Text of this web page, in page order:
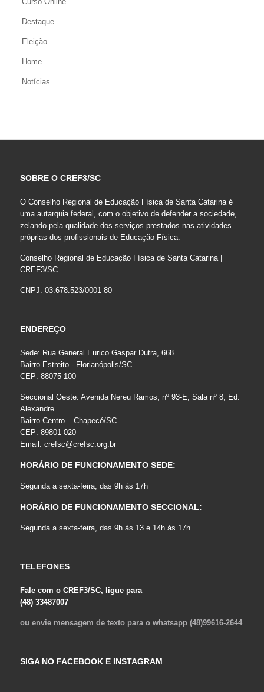
Destaque
Eleição
Home
Notícias
SOBRE O CREF3/SC
O Conselho Regional de Educação Física de Santa Catarina é
uma autarquia federal, com o objetivo de defender a sociedade,
zelando pela qualidade dos serviços prestados nas atividades
próprias dos profissionais de Educação Física.
Conselho Regional de Educação Física de Santa Catarina |
CREF3/SC
CNPJ: 03.678.523/0001-80
ENDEREÇO
Sede: Rua General Eurico Gaspar Dutra, 668
Bairro Estreito - Florianópolis/SC
CEP: 88075-100
Seccional Oeste: Avenida Nereu Ramos, nº 93-E, Sala nº 8, Ed.
Alexandre
Bairro Centro – Chapecó/SC
CEP: 89801-020
Email: crefsc@crefsc.org.br
HORÁRIO DE FUNCIONAMENTO SEDE:
Segunda a sexta-feira, das 9h às 17h
HORÁRIO DE FUNCIONAMENTO SECCIONAL:
Segunda a sexta-feira, das 9h às 13 e 14h às 17h
TELEFONES
Fale com o CREF3/SC, ligue para
(48) 33487007
ou envie mensagem de texto para o whatsapp (48)99616-2644
SIGA NO FACEBOOK E INSTAGRAM